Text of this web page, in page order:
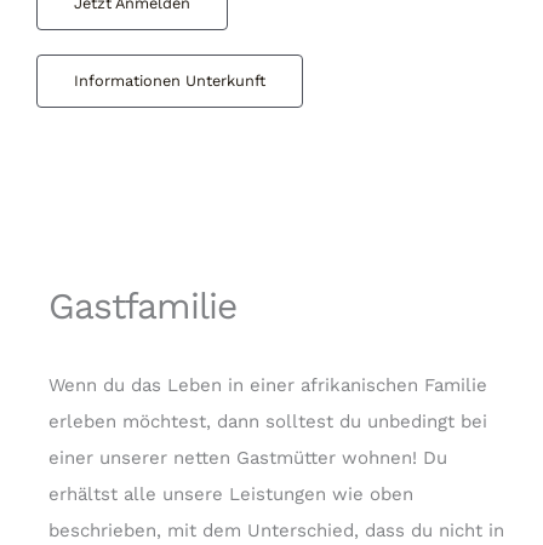
Informationen Unterkunft
Gastfamilie
Wenn du das Leben in einer afrikanischen Familie
erleben möchtest, dann solltest du unbedingt bei
einer unserer netten Gastmütter wohnen! Du
erhältst alle unsere Leistungen wie oben
beschrieben, mit dem Unterschied, dass du nicht in